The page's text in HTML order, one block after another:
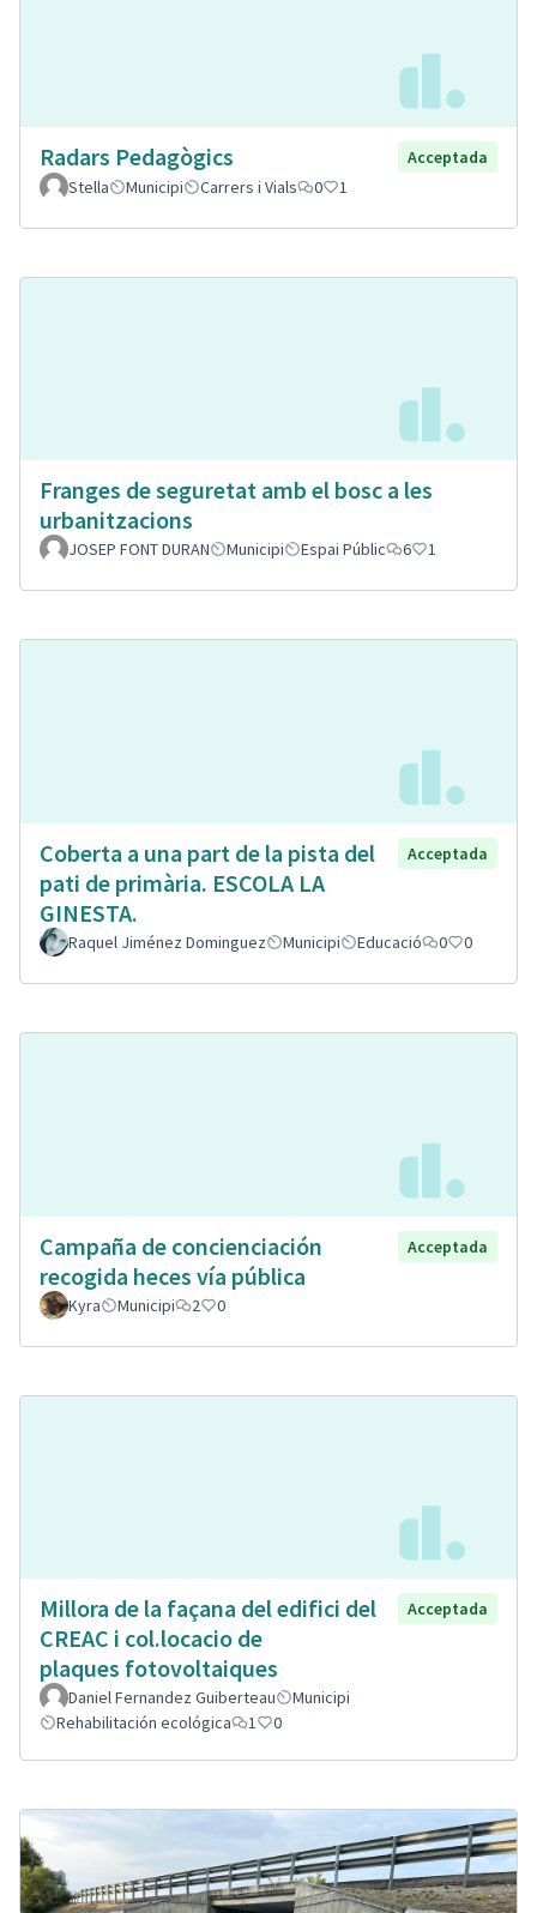
Radars Pedagògics
Acceptada
Stella
Municipi Carrers i Vials 0 1
Franges de seguretat amb el bosc a les
urbanitzacions
JOSEP FONT DURAN Municipi Espai Públic 6 1
Coberta a una part de la pista del
pati de primària. ESCOLA LA
GINESTA.
Acceptada
Raquel Jiménez Dominguez Municipi Educació 0 0
Campaña de concienciación
recogida heces vía pública
Acceptada
Kyra Municipi 2 0
Millora de la façana del edifici del
CREAC i col.locacio de
plaques fotovoltaiques
Acceptada
Daniel Fernandez Guiberteau
Municipi
Rehabilitación ecológica
1 0